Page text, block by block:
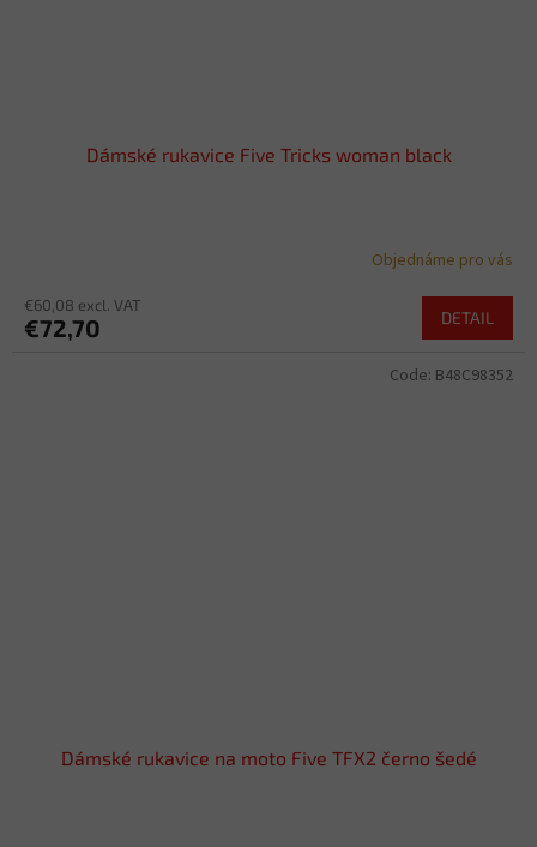
Dámské rukavice Five Tricks woman black
Objednáme pro vás
€60,08 excl. VAT
€72,70 DETAIL
Dámské rukavice na moto Five TFX2 černo šedé
Code: B48C98352